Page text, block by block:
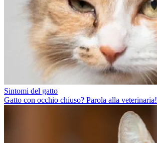
Sintomi del gatto
Gatto con occhio chiuso? Parola alla veterinaria!